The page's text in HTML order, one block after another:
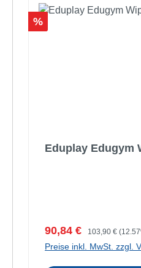
Rabatt
%
Eduplay Edugym
Verkaufspreis:
90,84 € Regulärer Preis:
103,90 €
Preise inkl. MwSt. zzgl.